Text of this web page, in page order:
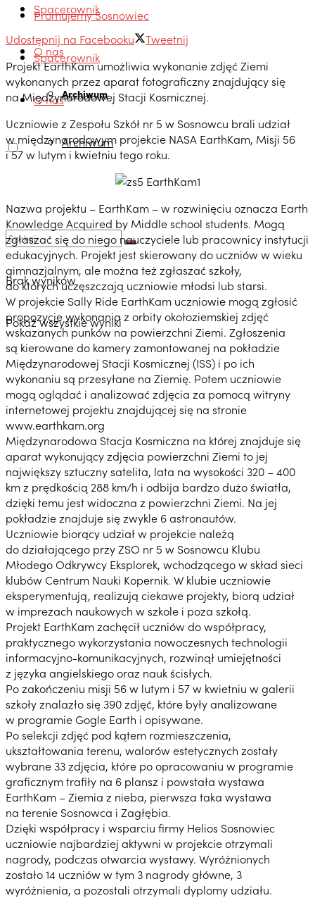
Spacerownik
O nas
Archiwum
Promujemy Sosnowiec
Spacerownik
O nas
Archiwum
Brak wyników
Pokaż wszystkie wyniki
Udostępnij na Facebooku
Tweetnij
Projekt EarthKam umożliwia wykonanie zdjęć Ziemi
wykonanych przez aparat fotograficzny znajdujący się
na Międzynarodowej Stacji Kosmicznej.
Uczniowie z Zespołu Szkół nr 5 w Sosnowcu brali udział
w międzynarodowym projekcie NASA EarthKam, Misji 56
i 57 w lutym i kwietniu tego roku.
Nazwa projektu – EarthKam – w rozwinięciu oznacza Earth
Knowledge Acquired by Middle school students. Mogą
zgłaszać się do niego nauczyciele lub pracownicy instytucji
edukacyjnych. Projekt jest skierowany do uczniów w wieku
gimnazjalnym, ale można też zgłaszać szkoły,
do których uczęszczają uczniowie młodsi lub starsi.
W projekcie Sally Ride EarthKam uczniowie mogą zgłosić
propozycje wykonania z orbity okołoziemskiej zdjęć
wskazanych punków na powierzchni Ziemi. Zgłoszenia
są kierowane do kamery zamontowanej na pokładzie
Międzynarodowej Stacji Kosmicznej (ISS) i po ich
wykonaniu są przesyłane na Ziemię. Potem uczniowie
mogą oglądać i analizować zdjęcia za pomocą witryny
internetowej projektu znajdującej się na stronie
www.earthkam.org
Międzynarodowa Stacja Kosmiczna na której znajduje się
aparat wykonujący zdjęcia powierzchni Ziemi to jej
największy sztuczny satelita, lata na wysokości 320 – 400
km z prędkością 288 km/h i odbija bardzo dużo światła,
dzięki temu jest widoczna z powierzchni Ziemi. Na jej
pokładzie znajduje się zwykle 6 astronautów.
Uczniowie biorący udział w projekcie należą
do działającego przy ZSO nr 5 w Sosnowcu Klubu
Młodego Odkrywcy Eksplorek, wchodzącego w skład sieci
klubów Centrum Nauki Kopernik. W klubie uczniowie
eksperymentują, realizują ciekawe projekty, biorą udział
w imprezach naukowych w szkole i poza szkołą.
Projekt EarthKam zachęcił uczniów do współpracy,
praktycznego wykorzystania nowoczesnych technologii
informacyjno-komunikacyjnych, rozwinął umiejętności
z języka angielskiego oraz nauk ścisłych.
Po zakończeniu misji 56 w lutym i 57 w kwietniu w galerii
szkoły znalazło się 390 zdjęć, które były analizowane
w programie Gogle Earth i opisywane.
Po selekcji zdjęć pod kątem rozmieszczenia,
ukształtowania terenu, walorów estetycznych zostały
wybrane 33 zdjęcia, które po opracowaniu w programie
graficznym trafiły na 6 plansz i powstała wystawa
EarthKam – Ziemia z nieba, pierwsza taka wystawa
na terenie Sosnowca i Zagłębia.
Dzięki współpracy i wsparciu firmy Helios Sosnowiec
uczniowie najbardziej aktywni w projekcie otrzymali
nagrody, podczas otwarcia wystawy. Wyróżnionych
zostało 14 uczniów w tym 3 nagrody główne, 3
wyróżnienia, a pozostali otrzymali dyplomy udziału.